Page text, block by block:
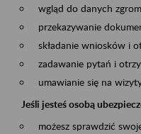
wgląd do danych
przekazywanie
składanie wniosków i
zadawanie pytań i
umawianie się na
Jeśli jesteś osobą
możesz sprawdzić